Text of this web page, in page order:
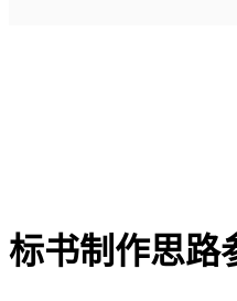
标书制作思路